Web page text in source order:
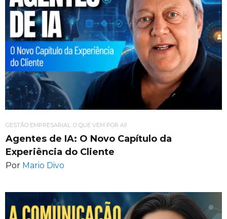
GESTÃO EMPRESARIAL: O QUE VEM POR AÍ!
Agentes de IA: O Novo Capítulo da
Experiência do Cliente
Por Mario Divo